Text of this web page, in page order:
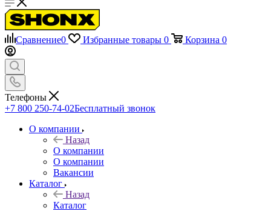
Сравнение0 Избранные товары 0 Корзина 0
Телефоны
+7 800 250-74-02Бесплатный звонок
О компании
Назад
О компании
О компании
Вакансии
Каталог
Назад
Каталог